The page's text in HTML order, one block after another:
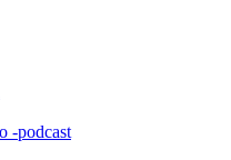
-podcast